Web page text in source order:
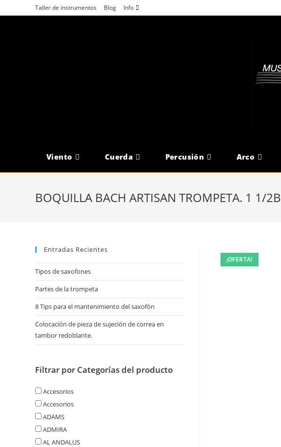
al
Taller de instrumentos Blog Info
Viento Cuerda Percusión Arco
BOQUILLA BACH ARTISAN TROMPETA. 1 1/2B
¡OFERTA!
¡OFERTA!
Entradas Recientes
Tipos de saxofones
Partes de la trompeta
8 Tips para el mantenimiento del saxofón
Colocación de pieza de sujeción de correa en
tambor redoblante.
Filtrar por Categorías del producto
Accesorios
Accesorios
ADAMS
ADMIRA
AL ANDALUS